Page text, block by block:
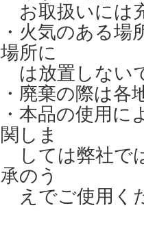
お取扱いには
・火気のある場
場所に
は放置しない
・廃棄の際は
・本品の使用
関しま
しては弊社で
承のう
えでご使用く